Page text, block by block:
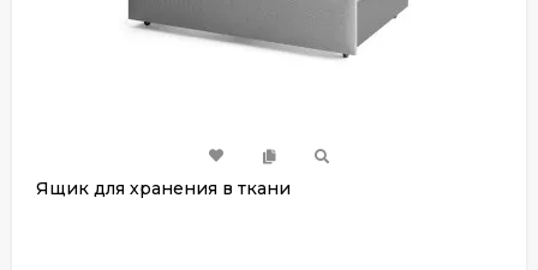
Ящик для хранения в ткани